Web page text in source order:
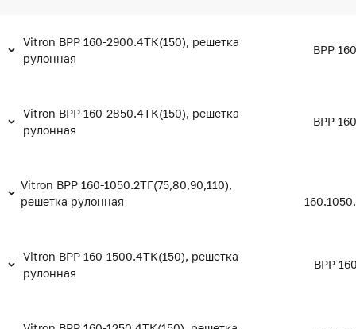
Vitron ВРР 160-2900.4ТК(150), решетка
рулонная
ВРР
Vitron ВРР 160-2850.4ТК(150), решетка
рулонная
ВРР
Vitron ВРР 160-1050.2ТГ(75,80,90,110),
решетка рулонная
Vitron ВРР 160-1500.4ТК(150), решетка
рулонная
ВРР